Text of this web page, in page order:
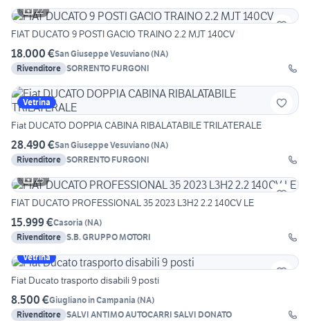
22
FIAT DUCATO 9 POSTI GACIO TRAINO 2.2 MJT 140CV
18.000 €San Giuseppe Vesuviano(NA)
Rivenditore SORRENTO FURGONI
Vetrina
Fiat DUCATO DOPPIA CABINA RIBALATABILE TRILATERALE
28.490 €San Giuseppe Vesuviano(NA)
Rivenditore SORRENTO FURGONI
25
FIAT DUCATO PROFESSIONAL 35 2023 L3H2 2.2 140CV LE
15.999 €Casoria (NA)
Rivenditore S.B. GRUPPO MOTORI
Vetrina
Fiat Ducato trasporto disabili 9 posti
8.500 €Giugliano in Campania (NA)
Rivenditore SALVI ANTIMO AUTOCARRI SALVI DONATO